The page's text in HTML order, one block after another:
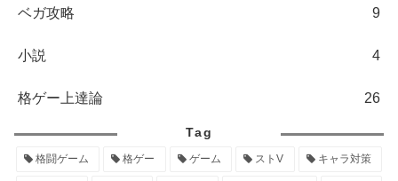
ベガ攻略 9
小説 4
格ゲー上達論 26
Tag
格闘ゲーム 格ゲー ゲーム ストV キャラ対策